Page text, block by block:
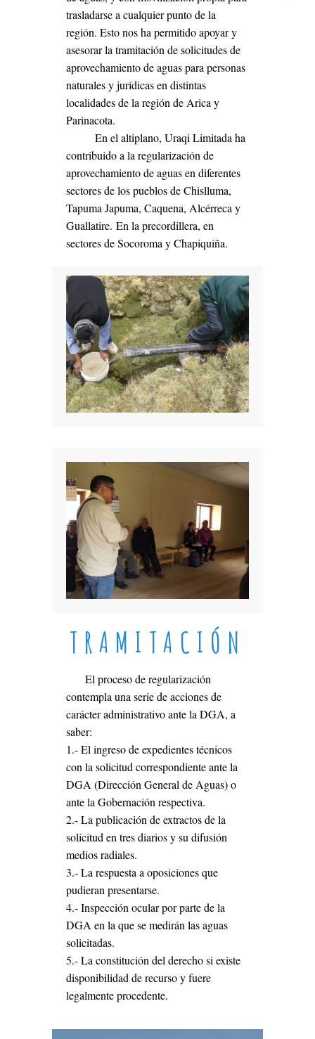
trasladarse a cualquier punto de la
región. Esto nos ha permitido apoyar y
asesorar la tramitación de solicitudes de
aprovechamiento de aguas para personas
naturales y jurídicas en distintas
localidades de la región de Arica y
Parinacota.
En el altiplano, Uraqi Limitada ha
contribuido a la regularización de
aprovechamiento de aguas en diferentes
sectores de los pueblos de Chislluma,
Tapuma Japuma, Caquena, Alcérreca y
Guallatire. En la precordillera, en
sectores de Socoroma y Chapiquiña.
TRAMITACIÓN
El proceso de regularización
contempla una serie de acciones de
carácter administrativo ante la DGA, a
saber:
1.- El ingreso de expedientes técnicos
con la solicitud correspondiente ante la
DGA (Dirección General de Aguas) o
ante la Gobernación respectiva.
2.- La publicación de extractos de la
solicitud en tres diarios y su difusión
medios radiales.
3.- La respuesta a oposiciones que
pudieran presentarse.
4.- Inspección ocular por parte de la
DGA en la que se medirán las aguas
solicitadas.
5.- La constitución del derecho si existe
disponibilidad de recurso y fuere
legalmente procedente.